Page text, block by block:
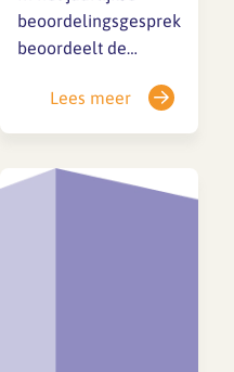
beoordelingsgesprek
beoordeelt de
functioneren en de
ontwikkeling van de
werknemer de
Lees meer